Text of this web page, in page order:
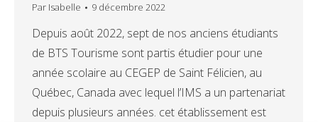
Par Isabelle 9 décembre 2022
Depuis août 2022, sept de nos anciens étudiants
de BTS Tourisme sont partis étudier pour une
année scolaire au CEGEP de Saint Félicien, au
Québec, Canada avec lequel l’IMS a un partenariat
depuis plusieurs années. cet établissement est